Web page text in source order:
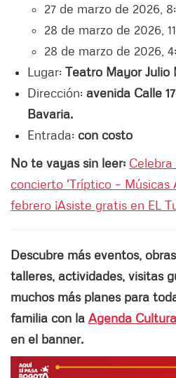
27 de marzo de 2026,
28 de marzo de 2026,
28 de marzo de 2026,
Lugar: Teatro Mayor Julio
Dirección: avenida Calle
Bavaria.
Entrada: con costo
No te vayas sin leer:
concierto 'Tríptico – Músicas
febrero ¡Asiste gratis en EL
Descubre más eventos,
talleres, actividades, visitas
muchos más planes para
familia con la Agenda
en el banner.